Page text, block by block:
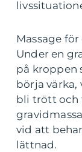
Massage
Under en
på kroppen
börja värka,
bli trött och
vid att
lättnad.